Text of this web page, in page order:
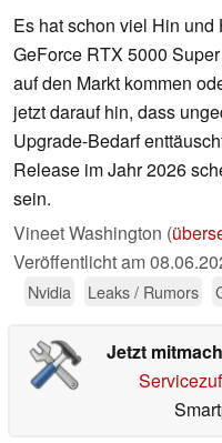
Es hat schon viel Hin
GeForce RTX 5000
auf den Markt kommen
jetzt darauf hin, dass
Upgrade-Bedarf
Release im Jahr 2026
sein.
Vineet Washington (
Veröffentlicht am
Nvidia Leaks / Rumors
Jetzt